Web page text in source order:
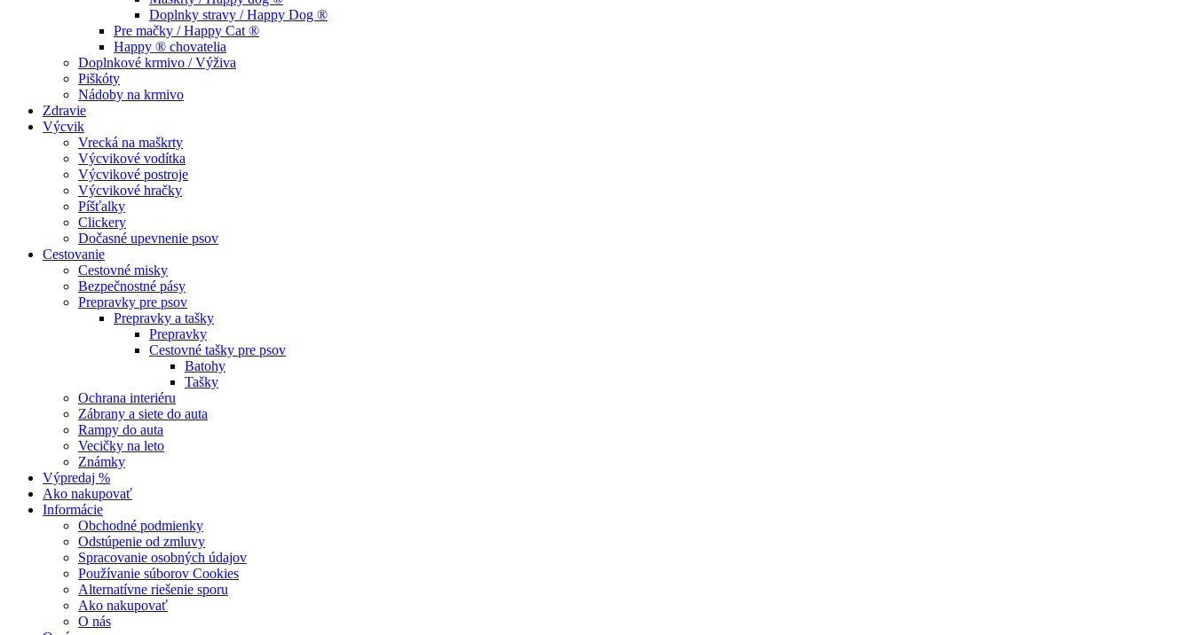
Doplnky stravy / Happy Dog ®
Pre mačky / Happy Cat ®
Happy ® chovatelia
Doplnkové krmivo / Výživa
Piškóty
Nádoby na krmivo
Zdravie
Výcvik
Vrecká na maškrty
Výcvikové vodítka
Výcvikové postroje
Výcvikové hračky
Píšťalky
Clickery
Dočasné upevnenie psov
Cestovanie
Cestovné misky
Bezpečnostné pásy
Prepravky pre psov
Prepravky a tašky
Prepravky
Cestovné tašky pre psov
Batohy
Tašky
Ochrana interiéru
Zábrany a siete do auta
Rampy do auta
Vecičky na leto
Známky
Výpredaj %
Ako nakupovať
Informácie
Obchodné podmienky
Odstúpenie od zmluvy
Spracovanie osobných údajov
Používanie súborov Cookies
Alternatívne riešenie sporu
Ako nakupovať
O nás